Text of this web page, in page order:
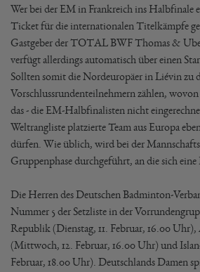
Wer bei der EM in Frankreich ins Halbfinale
Ticket für die internationalen Titelkämpfe
Gastgeber der TOTAL BWF Thomas &
verfügt allerdings automatisch über einen
Sollten somit die Nordeuropäer in Liévin zu
Vorschlussrundenteilnehmern zählen, wovon
das - die EM-Halbfinalisten nicht
Weltrangliste platzierte Team aus Europa
dürfen. Wie üblich, wird bei der
Gruppenphase durchgeführt, an die sich
Die Herren des Deutschen Badminton-
Nummer 5 der Setzliste in der
Republik (Dienstag, 11. Februar, 16.00 Uhr),
(Mittwoch, 12. Februar, 16.00 Uhr) und
Februar, 18.00 Uhr). Deutschlands Damen